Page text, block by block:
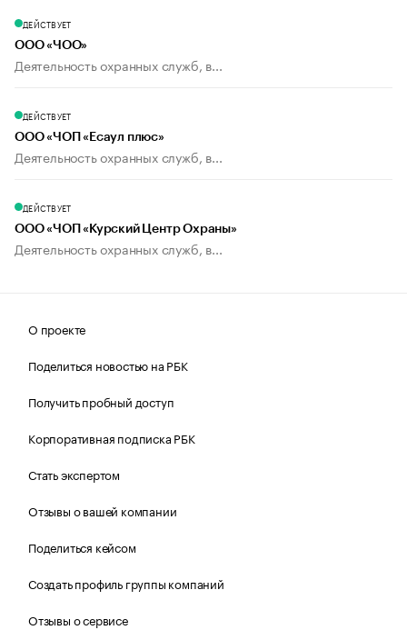
ДЕЙСТВУЕТ
ООО «ЧОО»
Деятельность охранных служб, в...
ДЕЙСТВУЕТ
ООО «ЧОП «Есаул плюс»
Деятельность охранных служб, в...
ДЕЙСТВУЕТ
ООО «ЧОП «Курский Центр Охраны»
Деятельность охранных служб, в...
О проекте
Поделиться новостью на РБК
Получить пробный доступ
Корпоративная подписка РБК
Стать экспертом
Отзывы о вашей компании
Поделиться кейсом
Создать профиль группы компаний
Отзывы о сервисе